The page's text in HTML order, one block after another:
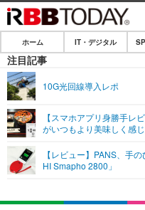
ホーム
IT・デジタル
ネタ
ショッピング
SPEED TEST
エンタメ
エンタメTOP
ライフ
ライフTOP
リリース一覧
ホーム IT・デジタル
注目記事
10G光回線導入レポ
【スマホアプリ身勝手レ
がいつもより美味しく感
【レビュー】PANS、手
HI Smapho 2800」